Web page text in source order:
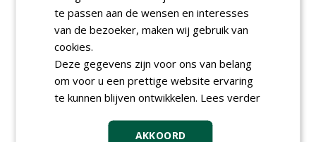
Lunchwebinar: zo voorkom je
dat natuurinclusieve
ambities stranden
Rooftop Symposium viert
tien jaar duurzame
dakontwikkeling
vrijdag 18 september 2026
te passen aan de wensen en interesses
van de bezoeker, maken wij gebruik van
cookies.
Deze gegevens zijn voor ons van belang
om voor u een prettige website ervaring
te kunnen blijven ontwikkelen. Lees verder
AKKOORD